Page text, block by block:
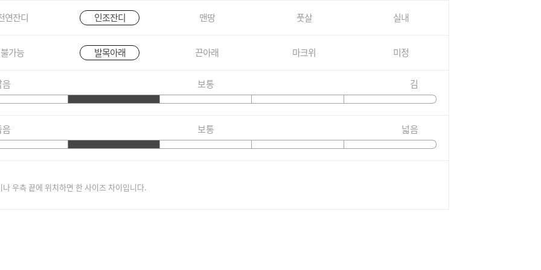
연잔디 인조잔디 맨땅 풋살 실내
불가능 발목아래 끈아래 마크위 미정
보통 김
보통 넓음
우측 끝에 위치하면 한 사이즈 차이입니다.